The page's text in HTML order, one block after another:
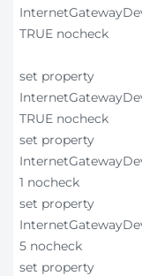
TRUE nocheck
set property
TRUE nocheck
set property
1 nocheck
set property
5 nocheck
set property